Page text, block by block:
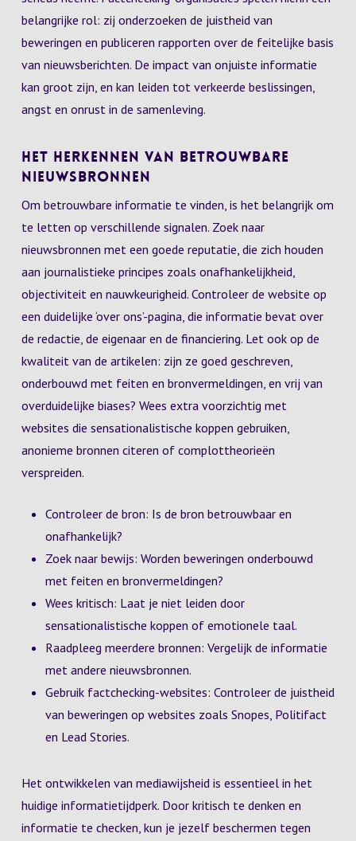
belangrijke rol: zij onderzoeken de juistheid van
beweringen en publiceren rapporten over de feitelijke basis
van nieuwsberichten. De impact van onjuiste informatie
kan groot zijn, en kan leiden tot verkeerde beslissingen,
angst en onrust in de samenleving.
Het Herkennen van Betrouwbare
Nieuwsbronnen
Om betrouwbare informatie te vinden, is het belangrijk om
te letten op verschillende signalen. Zoek naar
nieuwsbronnen met een goede reputatie, die zich houden
aan journalistieke principes zoals onafhankelijkheid,
objectiviteit en nauwkeurigheid. Controleer de website op
een duidelijke ‘over ons’-pagina, die informatie bevat over
de redactie, de eigenaar en de financiering. Let ook op de
kwaliteit van de artikelen: zijn ze goed geschreven,
onderbouwd met feiten en bronvermeldingen, en vrij van
overduidelijke biases? Wees extra voorzichtig met
websites die sensationalistische koppen gebruiken,
anonieme bronnen citeren of complottheorieën
verspreiden.
Controleer de bron: Is de bron betrouwbaar en
onafhankelijk?
Zoek naar bewijs: Worden beweringen onderbouwd
met feiten en bronvermeldingen?
Wees kritisch: Laat je niet leiden door
sensationalistische koppen of emotionele taal.
Raadpleeg meerdere bronnen: Vergelijk de informatie
met andere nieuwsbronnen.
Gebruik factchecking-websites: Controleer de juistheid
van beweringen op websites zoals Snopes, Politifact
en Lead Stories.
Het ontwikkelen van mediawijsheid is essentieel in het
huidige informatietijdperk. Door kritisch te denken en
informatie te checken, kun je jezelf beschermen tegen